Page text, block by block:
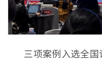
三项案例入选全